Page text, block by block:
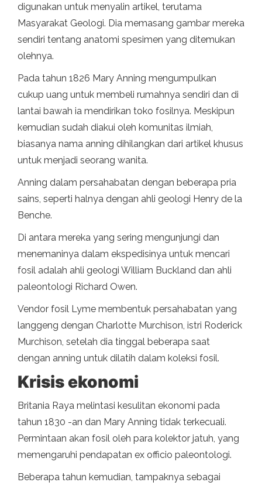
digunakan untuk menyalin artikel, terutama
Masyarakat Geologi. Dia memasang gambar mereka
sendiri tentang anatomi spesimen yang ditemukan
olehnya.
Pada tahun 1826 Mary Anning mengumpulkan
cukup uang untuk membeli rumahnya sendiri dan di
lantai bawah ia mendirikan toko fosilnya. Meskipun
kemudian sudah diakui oleh komunitas ilmiah,
biasanya nama anning dihilangkan dari artikel khusus
untuk menjadi seorang wanita.
Anning dalam persahabatan dengan beberapa pria
sains, seperti halnya dengan ahli geologi Henry de la
Benche.
Di antara mereka yang sering mengunjungi dan
menemaninya dalam ekspedisinya untuk mencari
fosil adalah ahli geologi William Buckland dan ahli
paleontologi Richard Owen.
Vendor fosil Lyme membentuk persahabatan yang
langgeng dengan Charlotte Murchison, istri Roderick
Murchison, setelah dia tinggal beberapa saat
dengan anning untuk dilatih dalam koleksi fosil.
Krisis ekonomi
Britania Raya melintasi kesulitan ekonomi pada
tahun 1830 -an dan Mary Anning tidak terkecuali.
Permintaan akan fosil oleh para kolektor jatuh, yang
memengaruhi pendapatan ex officio paleontologi.
Beberapa tahun kemudian, tampaknya sebagai